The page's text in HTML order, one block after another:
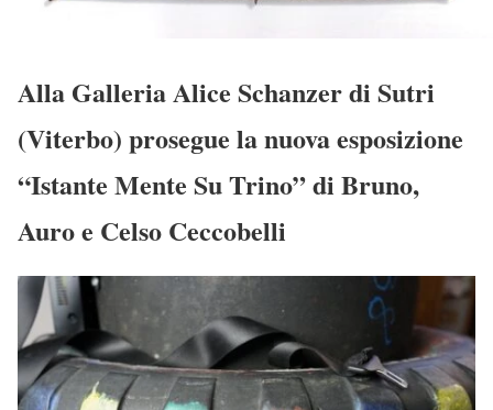
Alla Galleria Alice Schanzer di Sutri
(Viterbo) prosegue la nuova esposizione
“Istante Mente Su Trino” di Bruno,
Auro e Celso Ceccobelli